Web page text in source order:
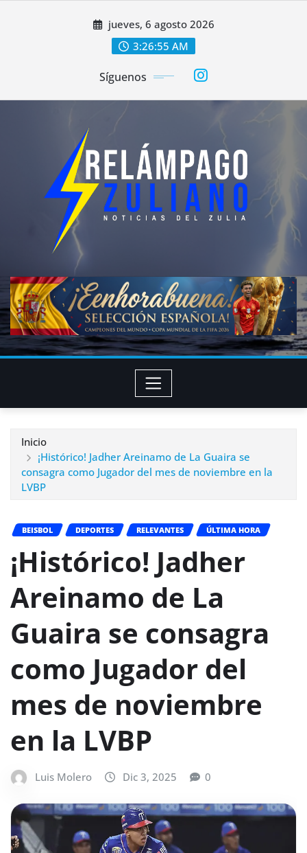
jueves, 6 agosto 2026
3:26:57 AM
Síguenos
Inicio
¡Histórico! Jadher Areinamo de La Guaira se
consagra como Jugador del mes de noviembre en la
LVBP
BEISBOL DEPORTES RELEVANTES ÚLTIMA HORA
¡Histórico! Jadher
Areinamo de La
Guaira se consagra
como Jugador del
mes de noviembre
en la LVBP
Luis Molero Dic 3, 2025 0